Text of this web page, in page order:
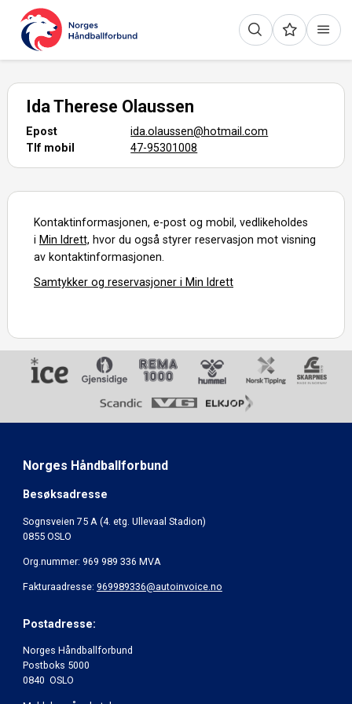
Ida Therese Olaussen
Epost
ida.olaussen@hotmail.com
Tlf mobil
47-95301008
Kontaktinformasjonen, e-post og mobil, vedlikeholdes
i Min Idrett, hvor du også styrer reservasjon mot visning
av kontaktinformasjonen.
Samtykker og reservasjoner i Min Idrett
Norges Håndballforbund
Besøksadresse
Sognsveien 75 A (4. etg. Ullevaal Stadion)
0855 OSLO
Org.nummer: 969 989 336 MVA
Fakturaadresse: 969989336@autoinvoice.no
Postadresse:
Norges Håndballforbund
Postboks 5000
0840 OSLO